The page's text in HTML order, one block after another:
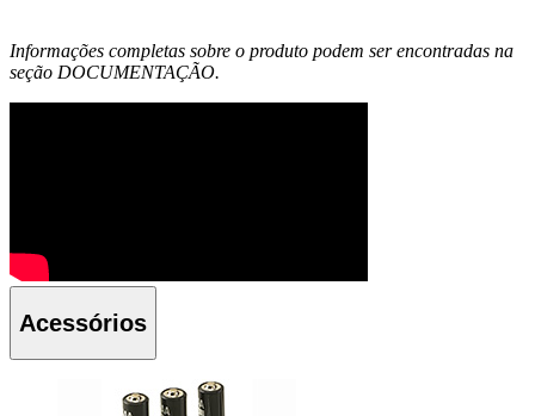
Informações completas sobre o produto podem ser encontradas na
seção DOCUMENTAÇÃO.
Acessórios